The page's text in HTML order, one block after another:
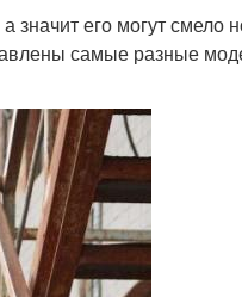
его могут смело
самые разные